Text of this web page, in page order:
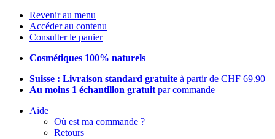
Revenir au menu
Accéder au contenu
Consulter le panier
Cosmétiques 100% naturels
Suisse : Livraison standard gratuite à partir de CHF 69.90
Au moins 1 échantillon gratuit par commande
Aide
Où est ma commande ?
Retours